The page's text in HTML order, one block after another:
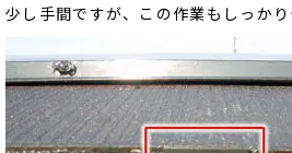
少し手間ですが、この作業もしっかり